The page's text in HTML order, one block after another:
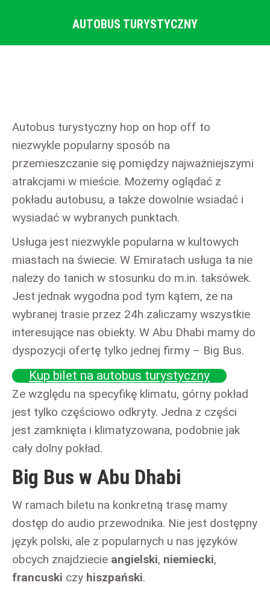
AUTOBUS TURYSTYCZNY
Autobus turystyczny hop on hop off to
niezwykle popularny sposób na
przemieszczanie się pomiędzy najważniejszymi
atrakcjami w mieście. Możemy oglądać z
pokładu autobusu, a także dowolnie wsiadać i
wysiadać w wybranych punktach.
Usługa jest niezwykle popularna w kultowych
miastach na świecie. W Emiratach usługa ta nie
należy do tanich w stosunku do m.in. taksówek.
Jest jednak wygodna pod tym kątem, że na
wybranej trasie przez 24h zaliczamy wszystkie
interesujące nas obiekty. W Abu Dhabi mamy do
dyspozycji ofertę tylko jednej firmy – Big Bus.
Kup bilet na autobus turystyczny
Ze względu na specyfikę klimatu, górny pokład
jest tylko częściowo odkryty. Jedna z części
jest zamknięta i klimatyzowana, podobnie jak
cały dolny pokład.
Big Bus w Abu Dhabi
W ramach biletu na konkretną trasę mamy
dostęp do audio przewodnika. Nie jest dostępny
język polski, ale z popularnych u nas języków
obcych znajdziecie angielski, niemiecki,
francuski czy hiszpański.